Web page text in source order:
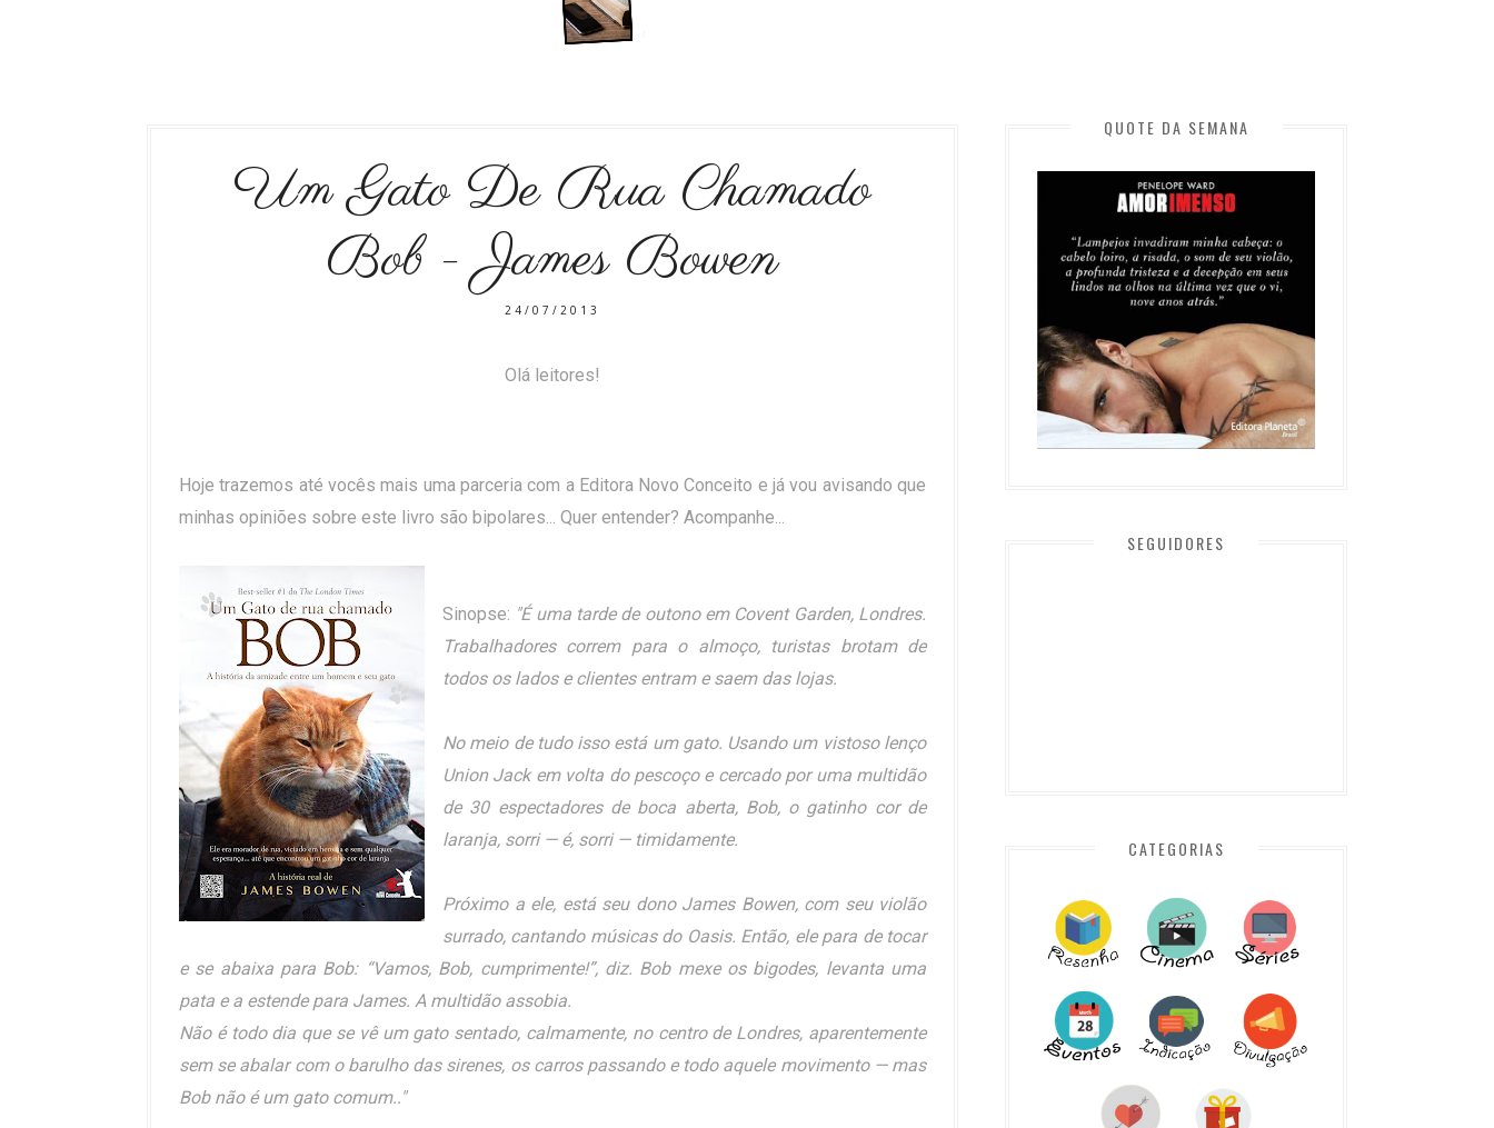
Um Gato De Rua Chamado
Bob - James Bowen
24/07/2013
Olá leitores!
Hoje trazemos até vocês mais uma parceria com a Editora Novo Conceito e já vou avisando que
minhas opiniões sobre este livro são bipolares... Quer entender? Acompanhe...
Sinopse: "É uma tarde de outono em Covent Garden, Londres.
Trabalhadores correm para o almoço, turistas brotam de
todos os lados e clientes entram e saem das lojas.
No meio de tudo isso está um gato. Usando um vistoso lenço
Union Jack em volta do pescoço e cercado por uma multidão
de 30 espectadores de boca aberta, Bob, o gatinho cor de
laranja, sorri — é, sorri — timidamente.
Próximo a ele, está seu dono James Bowen, com seu violão
surrado, cantando músicas do Oasis. Então, ele para de tocar
e se abaixa para Bob: “Vamos, Bob, cumprimente!”, diz. Bob mexe os bigodes, levanta uma
pata e a estende para James. A multidão assobia.
Não é todo dia que se vê um gato sentado, calmamente, no centro de Londres, aparentemente
sem se abalar com o barulho das sirenes, os carros passando e todo aquele movimento — mas
Bob não é um gato comum.."
QUOTE DA SEMANA
SEGUIDORES
CATEGORIAS